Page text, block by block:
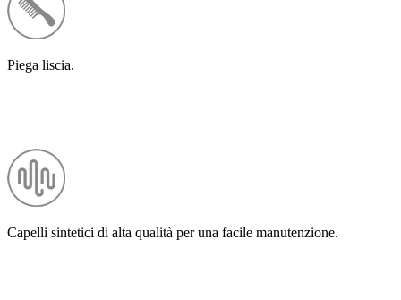
Piega liscia.
Capelli sintetici di alta qualità per una facile manutenzione.